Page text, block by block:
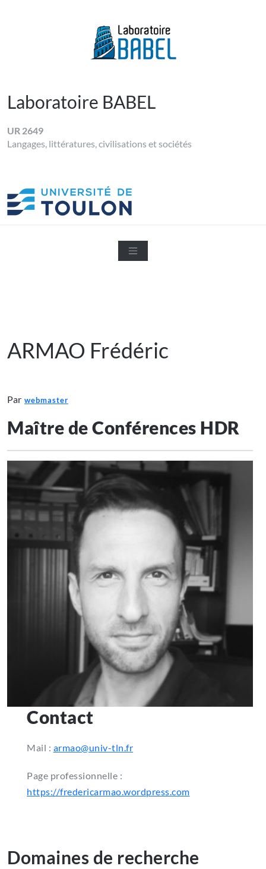
Laboratoire BABEL
UR 2649
Langages, littératures, civilisations et sociétés
ARMAO Frédéric
Par webmaster
Maître de Conférences HDR
Contact
Mail : armao@univ-tln.fr
Page professionnelle :
https://fredericarmao.wordpress.com
Domaines de recherche